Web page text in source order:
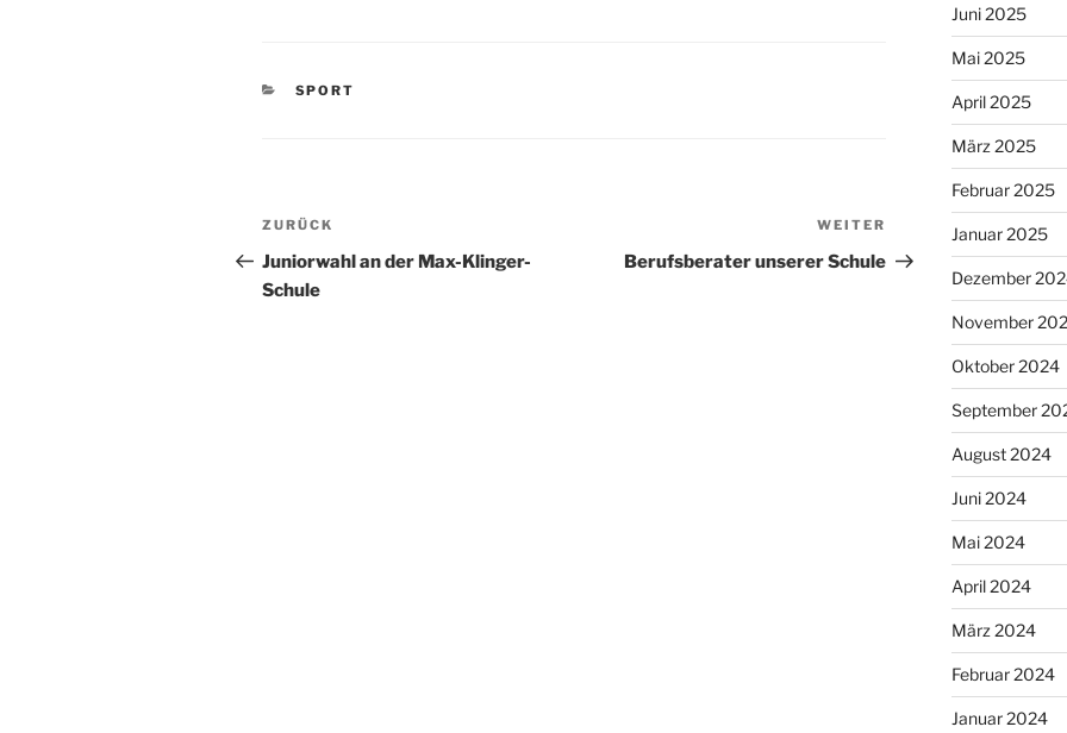
KATEGORIEN
SPORT
Beitragsnavigation
Vorheriger
Beitrag
ZURÜCK
Juniorwahl an der Max-Klinger-
Schule
Nächster
Beitrag
WEITER
Berufsberater unserer Schule
Juni 2025
Mai 2025
April 2025
März 2025
Februar 2025
Januar 2025
Dezember
November
Oktober 2024
September
August 2024
Juni 2024
Mai 2024
April 2024
März 2024
Februar 2024
Januar 2024